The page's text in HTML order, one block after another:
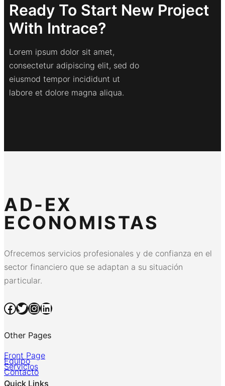
Ready To Start New Project
With Intrace?
Lorem ipsum dolor sit amet,
consectetur adipiscing elit, sed do
eiusmod tempor incididunt ut
labore et dolore magna aliqua.
AD-EX
ECONOMISTAS
Ofrecemos servicios profesionales y de confianza en el
sector financiero que se adaptan a su situación
particular.
Facebook Twitter InstagramLinkedIn
Other Pages
Front Page
Equipo
Servicios
Contacto
Quick Links